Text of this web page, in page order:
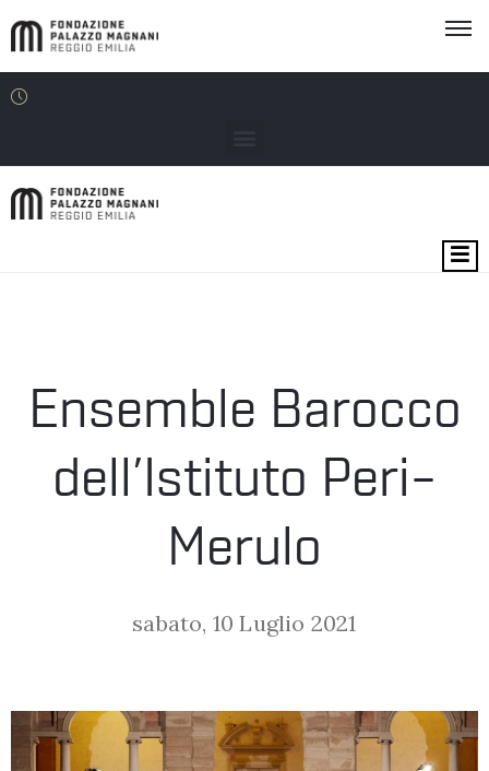
EDUEnsemble Barocco
dell’Istituto Peri–
Merulo
sabato, 10 Luglio 2021